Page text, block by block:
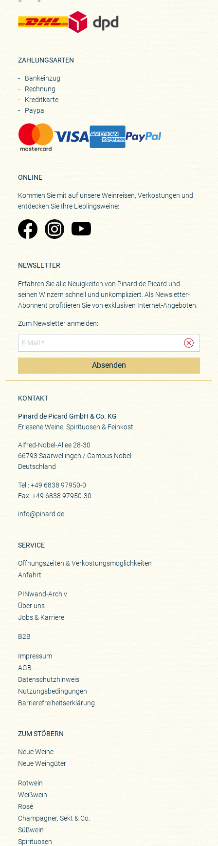
ZAHLUNGSARTEN
Bankeinzug
Rechnung
Kreditkarte
Paypal
ONLINE
Kommen Sie mit auf unsere Weinreisen, Verkostungen und
entdecken Sie Ihre Lieblingsweine:
Zu Pinard's Facebook-Seite
Zu Pinard's Instagram-Seite
Zu Pinard's YouTube-Seite
NEWSLETTER
Erfahren Sie alle Neuigkeiten von Pinard de Picard und
seinen Winzern schnell und unkompliziert. Als Newsletter-
Abonnent profitieren Sie von exklusiven Internet-Angeboten.
Zum Newsletter anmelden:
Absenden
KONTAKT
Pinard de Picard GmbH & Co. KG
Erlesene Weine, Spirituosen & Feinkost
Alfred-Nobel-Allee 28-30
66793 Saarwellingen / Campus Nobel
Deutschland
Tel.: +49 6838 97950-0
Fax: +49 6838 97950-30
info@pinard.de
SERVICE
Öffnungszeiten & Verkostungsmöglichkeiten
Anfahrt
PINwand-Archiv
Über uns
Jobs & Karriere
B2B
Impressum
AGB
Datenschutzhinweis
Nutzungsbedingungen
Barrierefreiheitserklärung
ZUM STÖBERN
Neue Weine
Neue Weingüter
Rotwein
Weißwein
Rosé
Champagner, Sekt & Co.
Süßwein
Spirituosen